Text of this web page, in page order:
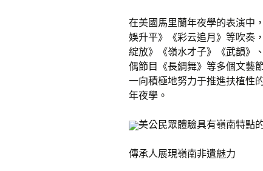
在美國馬里蘭年夜學的表演中
娛升平》《彩云追月》等吹奏
綻放》《嶺水才子》《武韻》
偶節目《長綢舞》等多個文藝
一向積極地努力于推進扶植性
年夜學。
美公民眾體驗具有嶺南特點
傳承人展現嶺南非遺魅力